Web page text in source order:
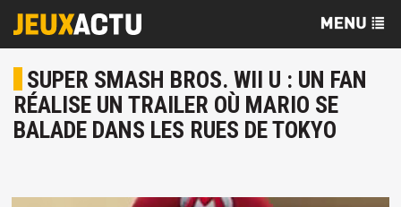
SUPER SMASH BROS. WII U : UN FAN
RÉALISE UN TRAILER OÙ MARIO SE
BALADE DANS LES RUES DE TOKYO